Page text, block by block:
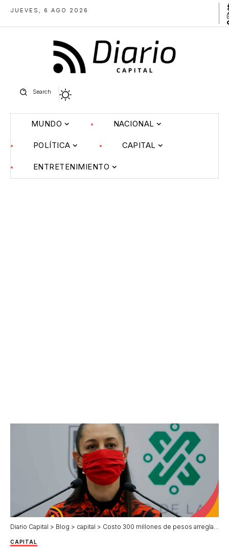
JUEVES, 6 AGO 2026
Search
MUNDO NACIONAL
POLÍTICA CAPITAL
ENTRETENIMIENTO
Diario Capital > Blog > capital > Costo 300 millones de pesos arreglar el sistema del metro.
CAPITAL